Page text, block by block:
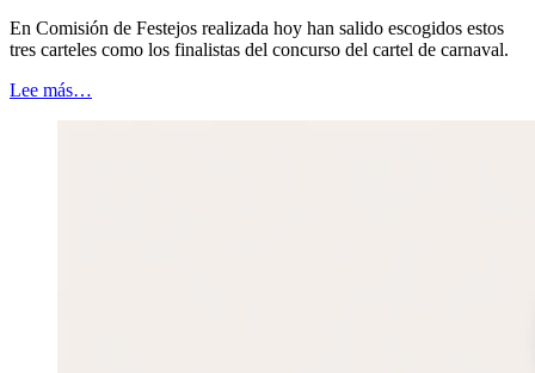
En Comisión de Festejos realizada hoy han salido escogidos estos
tres carteles como los finalistas del concurso del cartel de carnaval.
Lee más…